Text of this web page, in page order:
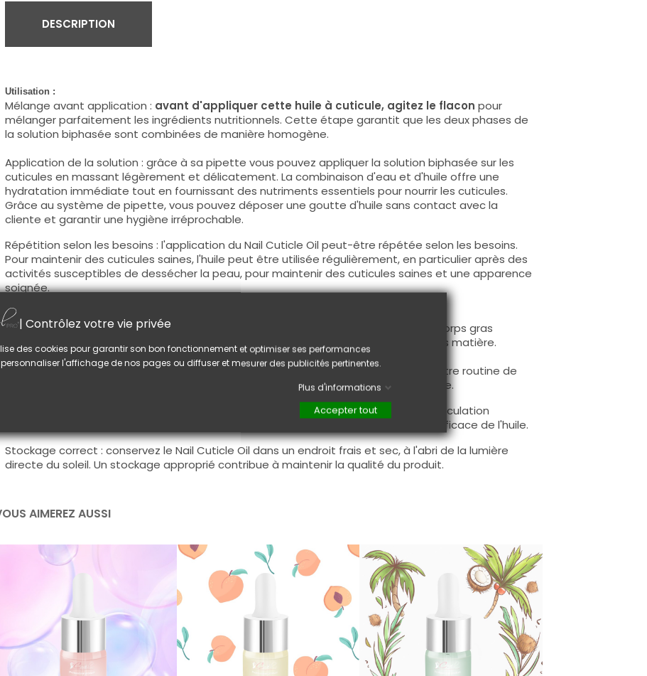
DESCRIPTION
Utilisation :
Mélange avant application : avant d'appliquer cette huile à cuticule, agitez le flacon pour
mélanger parfaitement les ingrédients nutritionnels. Cette étape garantit que les deux phases de
la solution biphasée sont combinées de manière homogène.
Application de la solution : grâce à sa pipette vous pouvez appliquer la solution biphasée sur les
cuticules en massant légèrement et délicatement. La combinaison d'eau et d'huile offre une
hydratation immédiate tout en fournissant des nutriments essentiels pour nourrir les cuticules.
Grâce au système de pipette, vous pouvez déposer une goutte d'huile sans contact avec la
cliente et garantir une hygiène irréprochable.
Répétition selon les besoins : l'application du Nail Cuticle Oil peut-être répétée selon les besoins.
Pour maintenir des cuticules saines, l'huile peut être utilisée régulièrement, en particulier après des
activités susceptibles de dessécher la peau, pour maintenir des cuticules saines et une apparence
soignée.
Conseil :
Important à savoir : N'appliquez pas d'huile à cuticule avant une pose d'ongle, les corps gras
risquent de créer des décollements de votre Vernis-semi Permanent, Gel ou autres matière.
Utilisation régulière : pour des résultats optimaux, intégrez l'huile à cuticule dans votre routine de
soins des ongles. Une utilisation régulière aidera à maintenir une apparence soignée.
ors de l'application, effectuez un massage doux pour stimuler la circulation
sanguine dans la zone des cuticules. Cela peut contribuer à une absorption plus efficace de l'huile.
Stockage correct : conservez le Nail Cuticle Oil dans un endroit frais et sec, à l'abri de la lumière
directe du soleil. Un stockage approprié contribue à maintenir la qualité du produit.
AIMEREZ AUSSI
| Contrôlez votre vie privée
des cookies pour garantir son bon fonctionnement et optimiser ses performances
l'affichage de nos pages ou diffuser et mesurer des publicités pertinentes.
Plus d'informations
Accepter tout